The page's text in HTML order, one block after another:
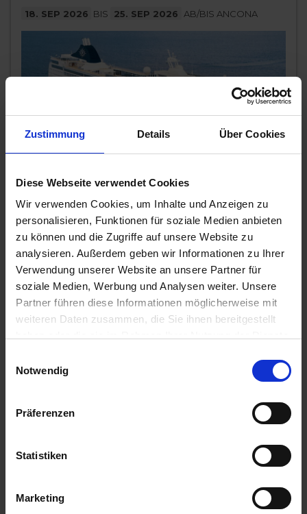
Zustimmung Details Über Cookies
Diese Webseite verwendet Cookies
Wir verwenden Cookies, um Inhalte und Anzeigen zu
personalisieren, Funktionen für soziale Medien anbieten
zu können und die Zugriffe auf unsere Website zu
analysieren. Außerdem geben wir Informationen zu Ihrer
Verwendung unserer Website an unsere Partner für
soziale Medien, Werbung und Analysen weiter. Unsere
Partner führen diese Informationen möglicherweise mit
weiteren Daten zusammen, die Sie ihnen bereitgestellt
Notwendig
Präferenzen
Statistiken
Marketing
18. SEP 2026 BIS 25. SEP 2026 AB/BIS ANCONA
Griechenland, Italien, Montenegro
Bestpreis
INNENKABINE ab € 866,-
Zum Angebot
MSC Lirica » 7 Tage Entdecke die
Kreuzfahrt
(VENEDIG)